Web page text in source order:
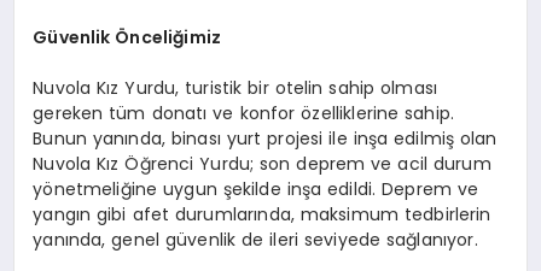
Güvenlik Önceliğimiz
Nuvola Kız Yurdu, turistik bir otelin sahip olması
gereken tüm donatı ve konfor özelliklerine sahip.
Bunun yanında, binası yurt projesi ile inşa edilmiş olan
Nuvola Kız Öğrenci Yurdu; son deprem ve acil durum
yönetmeliğine uygun şekilde inşa edildi. Deprem ve
yangın gibi afet durumlarında, maksimum tedbirlerin
yanında, genel güvenlik de ileri seviyede sağlanıyor.